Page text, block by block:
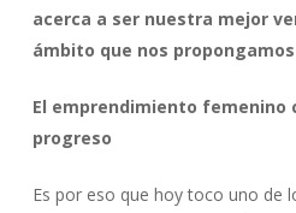
acerca a ser nuestra mejor
ámbito que nos
El emprendimiento femenino
progreso
Es por eso que hoy toco uno de